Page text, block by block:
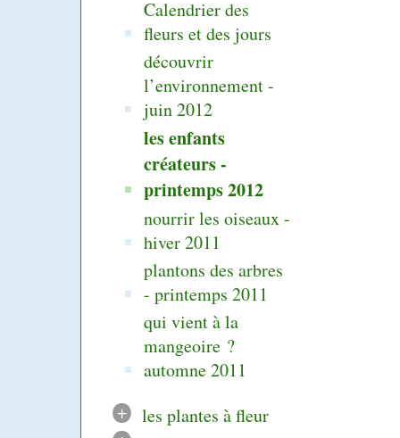
Calendrier des
fleurs et des jours
découvrir
l’environnement -
juin 2012
les enfants
créateurs -
printemps 2012
nourrir les oiseaux -
hiver 2011
plantons des arbres
- printemps 2011
qui vient à la
mangeoire ?
automne 2011
+
les plantes à fleur